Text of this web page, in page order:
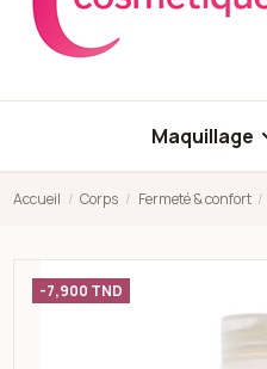
Maquillage
Accueil Corps Fermeté & confort
-7,900 TND
Open high resolution image